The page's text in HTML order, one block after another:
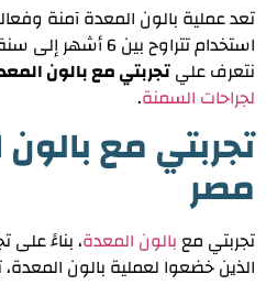
تعد عملية بالون المعدة آمنة
استخدام تتراوح
نتعرف عليتجربتي مع بالون
لجراحات السمنة.
تجربتي مع
مصر
تجربتي معبالون المعدة، بناءً
الذين خضعوا لعملية بالون